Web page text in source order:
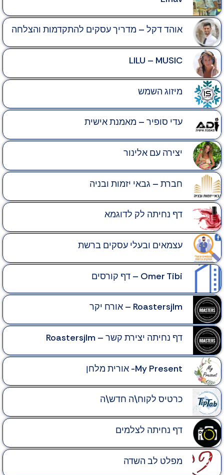
אוהד דקל – מדריך עסקים להתקדמות והצלחה
LILU – MUSIC
מיזוג השמש
עדי סופיר​ – מאמנת אישית
יצירה עם אלינור
חברת – גבאי יזמות ובניה
דף נחיתה לק לדוגמא
עצמאים ובעלי עסקים ברשת
Omer Tibi – דף קורסים
Roastersjlm – אורח יקר
דף נחיתה יצירת קשר – Roastersjlm
My Present- אורית מלחן
כרטיס לקוח\ה חדש\ה
דף נחיתה לצלמים
מפלט לב השדה